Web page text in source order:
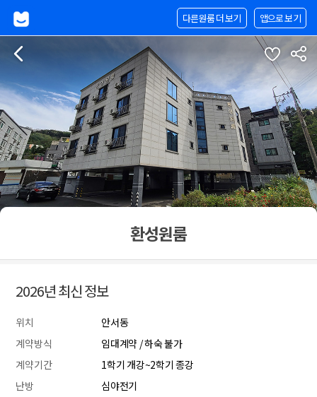
앱으로 보기
다른원룸 더 보기
환성원룸
2026년 최신 정보
위치
안서동
계약방식
임대계약 / 하숙 불가
계약기간
1학기 개강~2학기 종강
난방
심야전기